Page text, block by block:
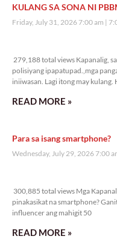
KULANG SA SONA NI
Friday, July 31, 2026 7:00 am
279,188 total views Kapanalig,
polisiyang ipapatupad.,mga
iniiwasan. Lagi itong may kulang.
READ MORE »
Para sa isang smartphone?
Wednesday, July 29, 2026 7:00
300,885 total views Mga
pinakasikat na smartphone?
influencer ang mahigit 50
READ MORE »